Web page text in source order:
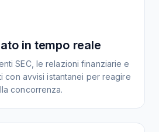
in tempo reale
SEC, le relazioni finanziarie e
con avvisi istantanei per reagire
concorrenza.